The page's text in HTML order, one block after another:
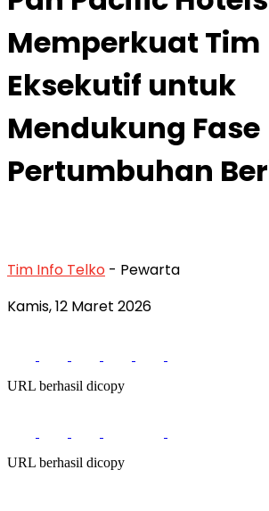
Memperkuat Tim
Eksekutif untuk
Mendukung Fase
Pertumbuhan
Tim Info Telko - Pewarta
Kamis, 12 Maret 2026
URL berhasil dicopy
URL berhasil dicopy